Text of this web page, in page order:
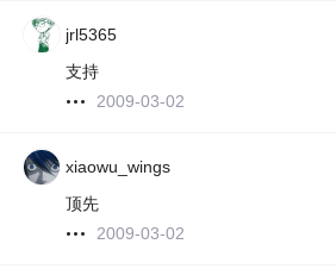
jrl5365
支持
2009-03-02
xiaowu_wings
顶先
2009-03-02